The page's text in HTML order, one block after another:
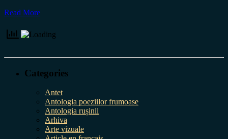
Read More
Categories
Antet
Antologia poeziilor frumoase
Antologia rușinii
Arhiva
Arte vizuale